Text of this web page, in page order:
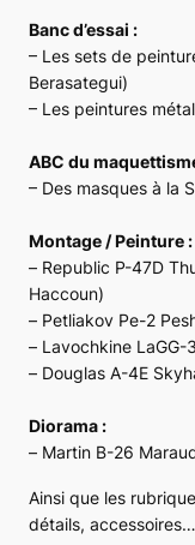
Banc d’essai :
– Les sets de
Berasategui)
– Les peintures
ABC du
– Des masques à la
Montage / Peinture :
– Republic P-47D
Haccoun)
– Petliakov Pe-2
– Lavochkine LaGG-3
– Douglas A-4E
Diorama :
– Martin B-26
Ainsi que les
détails, accessoires…